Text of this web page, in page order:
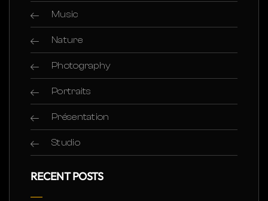
Music
Nature
Photography
Portraits
Présentation
Studio
RECENT POSTS